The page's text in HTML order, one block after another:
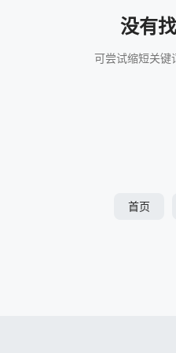
没有
可尝试缩短关键
首页